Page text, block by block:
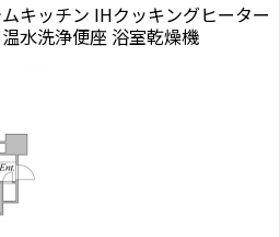
キッチン IHクッキングヒーター
温水洗浄便座 浴室乾燥機